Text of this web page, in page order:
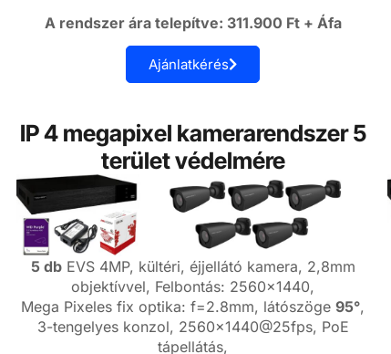
A rendszer ára telepítve: 311.900 Ft + Áfa
Ajánlatkérés
IP 4 megapixel kamerarendszer 5
terület védelmére
5 dbEVS 4MP, kültéri, éjjellátó kamera, 2,8mm
objektívvel, Felbontás: 2560×1440,
Mega Pixeles fix optika: f=2.8mm, látószöge95°,
3-tengelyes konzol, 2560×1440@25fps, PoE
tápellátás,